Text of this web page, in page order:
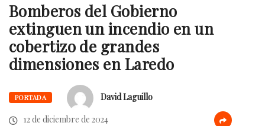
Bomberos del Gobierno
extinguen un incendio en un
cobertizo de grandes
dimensiones en Laredo
PORTADA
David Laguillo
12 de diciembre de 2024